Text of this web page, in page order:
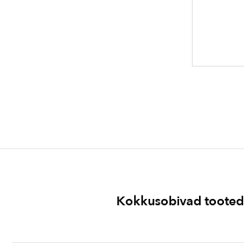
Kokkusobivad tooted